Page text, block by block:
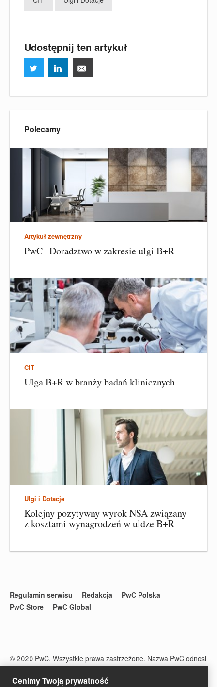
Udostępnij ten artykuł
Polecamy
Artykuł zewnętrzny
PwC | Doradztwo w zakresie ulgi B+R
CIT
Ulga B+R w branży badań klinicznych
Ulgi i Dotacje
Kolejny pozytywny wyrok NSA związany
z kosztami wynagrodzeń w uldze B+R
Regulamin serwisu Redakcja
PwC Polska
PwC Store
PwC Global
© 2020 PwC. Wszystkie prawa zastrzeżone. Nazwa PwC odnosi
się do firm wchodzących w skład sieci PwC, z których każda
stanowi odrębny podmiot prawny. Więcej informacji na stronie
Cenimy Twoją prywatność